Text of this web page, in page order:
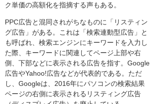
ク単価の高額化を指摘する声もある。
PPC広告と混同されがちなものに「リスティン
グ広告」がある。これは「検索連動型広告」と
も呼ばれ、検索エンジンにキーワードを入力し
た際、キーワードに関連してページ上部や右
側、下部などに表示される広告を指す。Google
広告やYahoo!広告などが代表的である。ただ
し、Googleは、2016年にパソコンの検索結果
ページの右側に表示されるリスティング広告